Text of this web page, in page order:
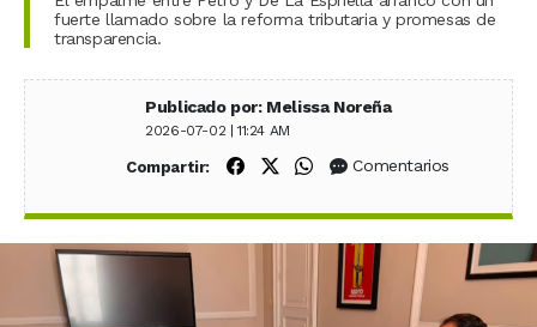
fuerte llamado sobre la reforma tributaria y promesas de
transparencia.
Publicado por: Melissa Noreña
2026-07-02 | 11:24 AM
Compartir: Compartir en Facebook
Compartir en X (Twitter)
Compartir en WhatsApp
Comentarios